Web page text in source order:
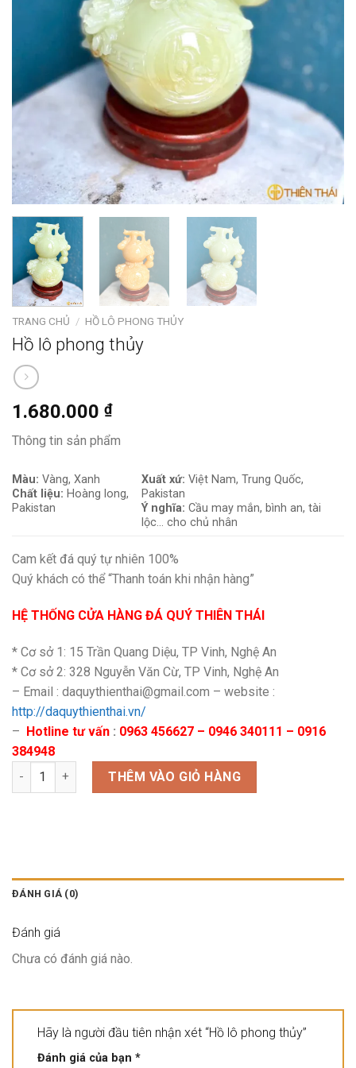
TRANG CHỦ / HỒ LÔ PHONG THỦY
Hồ lô phong thủy
1.680.000 ₫
Thông tin sản phẩm
Màu: Vàng, Xanh
Chất liệu: Hoàng long,
Pakistan
Xuất xứ:Việt Nam, Trung Quốc,
Pakistan
Ý nghĩa: Cầu may mắn, bình an, tài
lộc… cho chủ nhân
Cam kết đá quý tự nhiên 100%
Quý khách có thể “Thanh toán khi nhận hàng”
HỆ THỐNG CỬA HÀNG ĐÁ QUÝ THIÊN THÁI
* Cơ sở 1: 15 Trần Quang Diệu, TP Vinh, Nghệ An
* Cơ sở 2: 328 Nguyễn Văn Cừ, TP Vinh, Nghệ An
– Email : daquythienthai@gmail.com – website :
http://daquythienthai.vn/
– Hotline tư vấn : 0963 456627 – 0946 340111 – 0916
384948
Hồ lô phong thủy số lượngTHÊM VÀO GIỎ HÀNG
ĐÁNH GIÁ (0)
Đánh giá
Chưa có đánh giá nào.
Hãy là người đầu tiên nhận xét “Hồ lô phong thủy”
Đánh giá của bạn *